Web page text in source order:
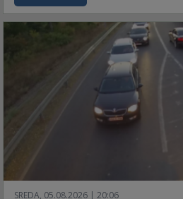
SREDA, 05.08.2026 | 20:06